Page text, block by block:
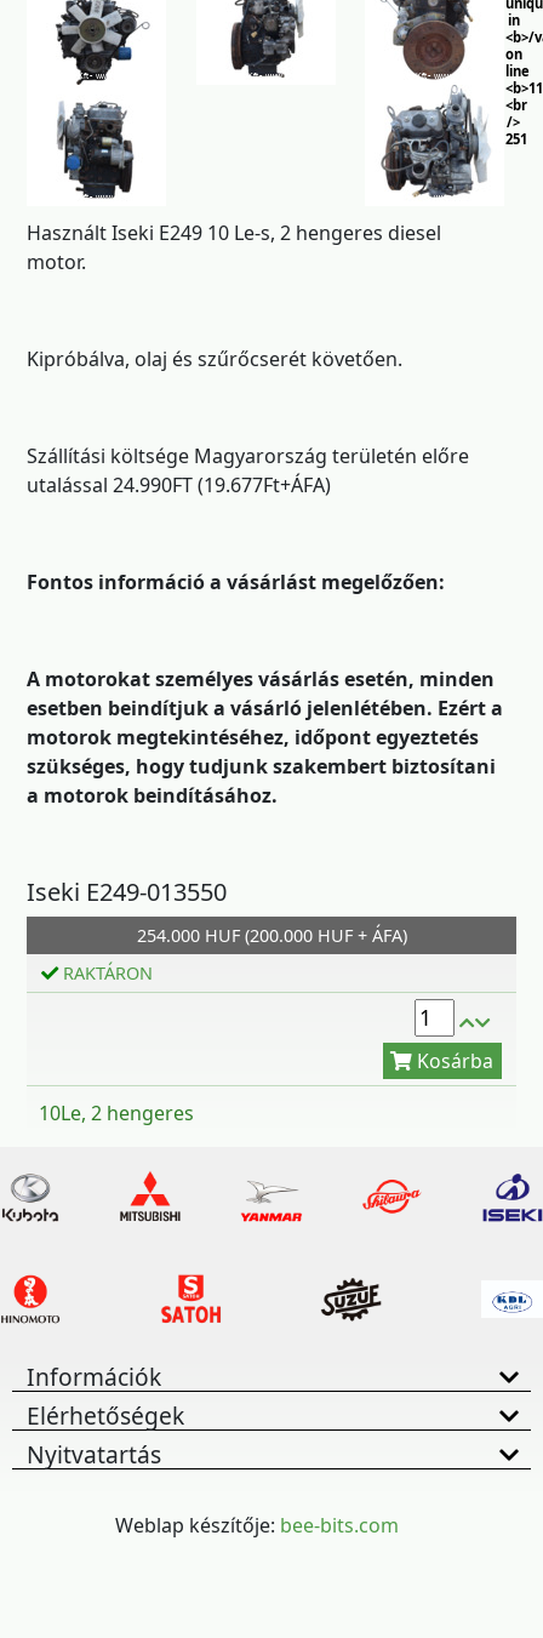
in
<b>/
on
line
<br
/>
251
Használt Iseki E249 10 Le-s, 2 hengeres diesel
motor.
Kipróbálva, olaj és szűrőcserét követően.
Szállítási költsége Magyarország területén előre
utalással 24.990FT (19.677Ft+ÁFA)
Fontos információ a vásárlást megelőzően:
A motorokat személyes vásárlás esetén, minden
esetben beindítjuk a vásárló jelenlétében. Ezért a
motorok megtekintéséhez, időpont egyeztetés
szükséges, hogy tudjunk szakembert biztosítani
a motorok beindításához.
Iseki E249-013550
254.000 HUF (200.000 HUF + ÁFA)
RAKTÁRON
Kosárba
10Le, 2 hengeres
Információk
Elérhetőségek
Nyitvatartás
Weblap készítője: bee-bits.com